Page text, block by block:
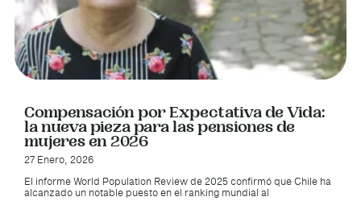
Compensación por Expectativa de Vida:
la nueva pieza para las pensiones de
mujeres en 2026
27 Enero, 2026
El informe World Population Review de 2025 confirmó que Chile ha
alcanzado un notable puesto en el ranking mundial al